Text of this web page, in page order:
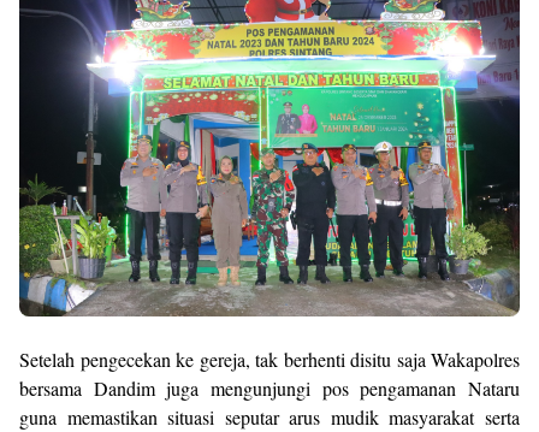
Setelah pengecekan ke gereja, tak berhenti disitu saja Wakapolres
bersama Dandim juga mengunjungi pos pengamanan Nataru
guna memastikan situasi seputar arus mudik masyarakat serta